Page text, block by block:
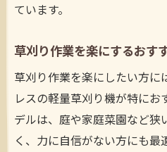
ています。
草刈り作業を楽にするおす
草刈り作業を楽にしたい方に
レスの軽量草刈り機が特にお
デルは、庭や家庭菜園など
く、力に自信がない方にも